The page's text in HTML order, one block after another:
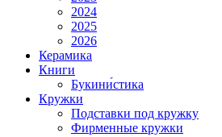
2024
2025
2026
Керамика
Книги
Букини́стика
Кружки
Подставки под кружку
Фирменные кружки